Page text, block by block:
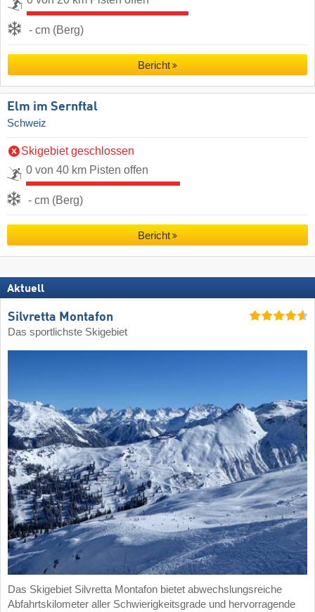
- cm (Berg)
Bericht
Elm im Sernftal
Schweiz
Skigebiet geschlossen
0 von 40 km Pisten offen
- cm (Berg)
Bericht
Aktuell
Silvretta Montafon
Das sportlichste Skigebiet
Das Skigebiet Silvretta Montafon bietet abwechslungsreiche
Abfahrtskilometer aller Schwierigkeitsgrade und hervorragende